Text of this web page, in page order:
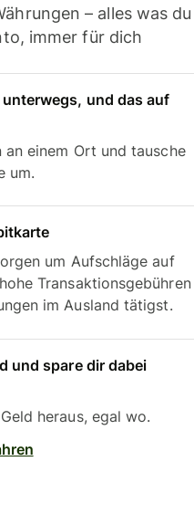
– alles was du
immer für dich
und das auf
an einem Ort und tausche
um.
um Aufschläge auf
Transaktionsgebühren
im Ausland tätigst.
und spare dir dabei
heraus, egal wo.